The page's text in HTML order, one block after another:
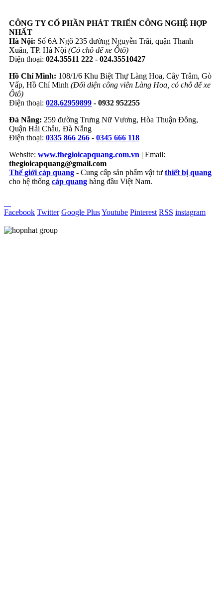
CÔNG TY CỔ PHẦN PHÁT TRIỂN CÔNG NGHỆ HỢP
NHẤT
Hà Nội: Số 6A Ngõ 235 đường Nguyễn Trãi, quận Thanh
Xuân, TP. Hà Nội (Có chỗ để xe Ôtô)
Điện thoại: 024.35511 222 - 024.35510427
Hồ Chí Minh: 108/1/6 Khu Biệt Thự Làng Hoa, Cây Trâm, Gò
Vấp, Hồ Chí Minh (Đối diện công viên Làng Hoa, có chỗ để xe
Ôtô)
Điện thoại: 028.62959899 - 0932 952255
Đà Nẵng: 259 đường Trưng Nữ Vương, Hòa Thuận Đông,
Quận Hải Châu, Đà Nẵng
Điện thoại: 0335 866 266 - 0345 666 118
Website: www.thegioicapquang.com.vn | Email:
thegioicapquang@gmail.com
Thế giới cáp quang - Cung cấp sản phẩm vật tư thiết bị quang
cho hệ thống cáp quang hàng đầu Việt Nam.
Facebook Twitter Google PlusYoutube Pinterest RSS instagram